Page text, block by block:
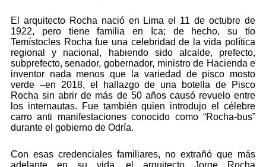
El arquitecto Rocha nació en Lima el 11 de octubre de
1922, pero tiene familia en Ica; de hecho, su tío
Temístocles Rocha fue una celebridad de la vida política
regional y nacional, habiendo sido alcalde, prefecto,
subprefecto, senador, gobernador, ministro de Hacienda e
inventor nada menos que la variedad de pisco mosto
verde –en 2018, el hallazgo de una botella de Pisco
Rocha sin abrir de más de 50 años causó revuelo entre
los internautas. Fue también quien introdujo el célebre
carro anti manifestaciones conocido como “Rocha-bus”
durante el gobierno de Odría.
Con esas credenciales familiares, no extrañó que más
adelante en su vida, el arquitecto Jorge Rocha